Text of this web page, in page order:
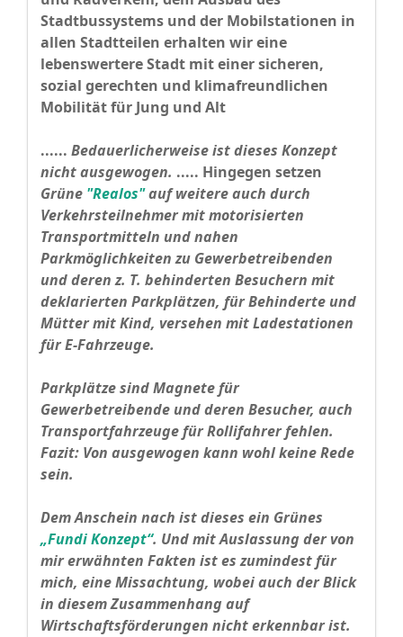
Stadtbussystems und der Mobilstationen in
allen Stadtteilen erhalten wir eine
lebenswertere Stadt mit einer sicheren,
sozial gerechten und klimafreundlichen
Mobilität für Jung und Alt
...... Bedauerlicherweise ist dieses Konzept
nicht ausgewogen. ..... Hingegen setzen
Grüne "Realos"auf weitere auch durch
Verkehrsteilnehmer mit motorisierten
Transportmitteln und nahen
Parkmöglichkeiten zu Gewerbetreibenden
und deren z. T. behinderten Besuchern mit
deklarierten Parkplätzen, für Behinderte und
Mütter mit Kind, versehen mit Ladestationen
für E‑Fahrzeuge.
Parkplätze sind Magnete für
Gewerbetreibende und deren Besucher, auch
Transportfahrzeuge für Rollifahrer fehlen.
Fazit: Von ausgewogen kann wohl keine Rede
sein.
Dem Anschein nach ist dieses ein Grünes
„Fundi Konzept“. Und mit Auslassung der von
mir erwähnten Fakten ist es zumindest für
mich, eine Missachtung, wobei auch der Blick
in diesem Zusammenhang auf
Wirtschaftsförderungen nicht erkennbar ist.